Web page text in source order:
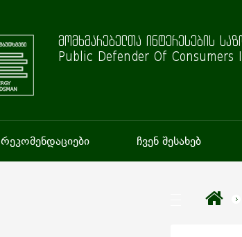
მომხმარებელთა ინტერესების
Public Defender Of Consumers
რეკომენდაციები ჩვენ შესახებ